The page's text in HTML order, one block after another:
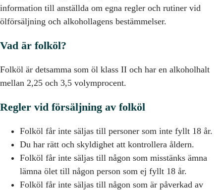
information till anställda om egna regler och rutiner vid
ölförsäljning och alkohollagens bestämmelser.
Vad är folköl?
Folköl är detsamma som öl klass II och har en alkoholhalt
mellan 2,25 och 3,5 volymprocent.
Regler vid försäljning av folköl
Folköl får inte säljas till personer som inte fyllt 18 år.
Du har rätt och skyldighet att kontrollera åldern.
Folköl får inte säljas till någon som misstänks ämna
lämna ölet till någon person som ej fyllt 18 år.
Folköl får inte säljas till någon som är påverkad av